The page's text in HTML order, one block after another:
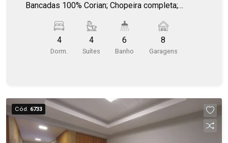
Bancadas 100% Corian; Chopeira completa;
Automação completa; Som ambiente interno e
externo JBL; Aspiração central; Sistema
fotovoltaico; Completa linha de
Lavabo; Lavanderia; 08 vagas de garagem sendo
04 cobertas.
4
Dorm.
4
Suítes
6
Banho
8
Garagens
Cód. 6733